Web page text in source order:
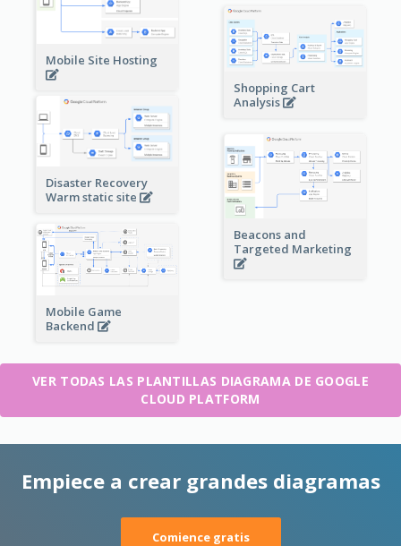
Mobile Site Hosting
Shopping Cart
Analysis
Disaster Recovery
Warm static site
Beacons and
Targeted Marketing
Mobile Game
Backend
VER TODAS LAS PLANTILLAS DIAGRAMA DE GOOGLE
CLOUD PLATFORM
Empiece a crear grandes diagramas
Comience gratis